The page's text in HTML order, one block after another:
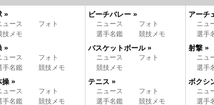
»
ュース
フォト
技メモ
»
ュース
フォト
手名鑑
競技メモ
操 »
ュース
フォト
手名鑑
競技メモ
ビーチバレー »
ニュース
フォト
選手名鑑
競技メモ
バスケットボール »
ニュース
フォト
競技メモ
テニス »
ニュース
フォト
選手名鑑
競技メモ
アーチ
ニュ
選手
射撃 »
ニュ
選手
ボクシ
ニュ
選手